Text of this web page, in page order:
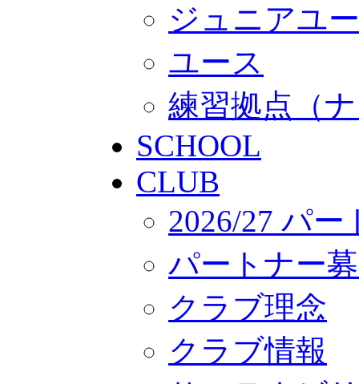
ジュニアユ
ユース
練習拠点（
SCHOOL
CLUB
2026/27 パ
パートナー
クラブ理念
クラブ情報